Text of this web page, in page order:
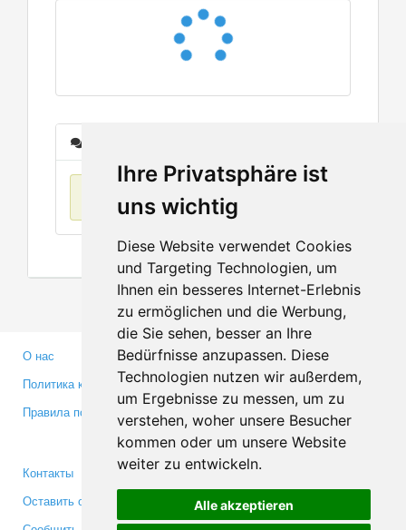
Ihre Privatsphäre ist
uns wichtig
Diese Website verwendet Cookies
und Targeting Technologien, um
Ihnen ein besseres Internet-Erlebnis
zu ermöglichen und die Werbung,
die Sie sehen, besser an Ihre
Bedürfnisse anzupassen. Diese
Technologien nutzen wir außerdem,
um Ergebnisse zu messen, um zu
verstehen, woher unsere Besucher
kommen oder um unsere Website
weiter zu entwickeln.
Alle akzeptieren
О нас
Политика конфиденциальности
Правила пользования
Партнерам
Инвесторам
Медиа
Контакты
Оставить отзыв
Facebook
Twitter